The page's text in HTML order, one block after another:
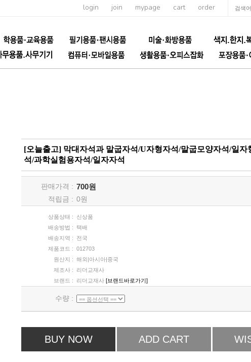
login join mypage cart order
[오늘출고] 막대자석과 말굽자석/U자형자석/말굽모양자석/일자
석/과학실험용자석/일자자석
판매가격 : 700원
적립금 : 0원
상품상태 :
신상품
배송방법 :
택배
배송지역 :
전국
제품코드 : 012703
원산지 : 해외|아시아|중국
제조사 :
리더교재사
브랜드 :
리더교재사 [브랜드바로가기]
수량 :
BUY NOW ADD CART